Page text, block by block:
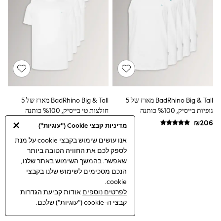
מדיניות קבצי Cookie ("עוגיות")
אנו עושים שימוש בקבצי cookie על מנת
לספק לכם את החוויה הטובה ביותר
שאפשר. בהמשך השימוש באתר שלנו,
הנכם מסכימים לשימוש שלנו בקבצי
cookie.
לפרטים נוספים אודות קביעת הגדרות
קבצי ה-cookie ("עוגיות") שלכם.
Dresses
Nightwear & Pyjamas
Pants & Leggings
Occasion & Party
Sets & Outfits
Shirts & Blouses
Shorts & Skirts
Sportswear
Sweatshirts & Hoodies
Flower Girl & Bridesmaid Outfits
Shop All Footwear
BadRhino Big & Tall מארז של 5
גופיות בייסיק, %100 כותנה
BadRhino Big & Tall מארז של 5
חולצות טי בייסיק, %100 כותנה